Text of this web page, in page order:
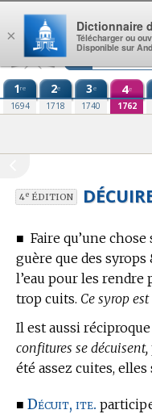
Aller au contenu
1re
1694
2e
1718
3e
1740
4e
1762
4eÉDITION
■ Faire qu’une
guère que des
l’eau pour les rendre
trop cuits. Ce syrop
Il est aussi
confitures se décuisent,
été assez cuites,
■ Décuit, ite.
×
Dictionnaire
Télécharger ou
Disponible sur